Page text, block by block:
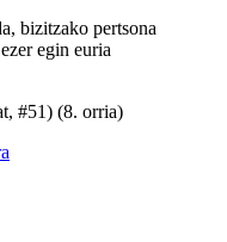
bizitzako pertsona
egin euria
#51) (8. orria)